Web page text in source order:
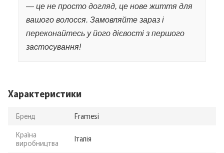
— це не просто догляд, це нове життя для
вашого волосся. Замовляйте зараз і
переконайтесь у його дієвості з першого
застосування!
Характеристики
Бренд
Framesi
Країна
виробництва
Італія